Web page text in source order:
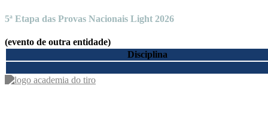
5ª Etapa das Provas Nacionais Light 2026
(evento de outra entidade)
Disciplina